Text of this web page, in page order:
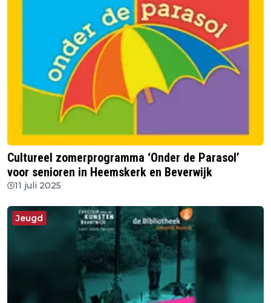
Cultureel zomerprogramma ‘Onder de Parasol’
voor senioren in Heemskerk en Beverwijk
11 juli 2025
Jeugd